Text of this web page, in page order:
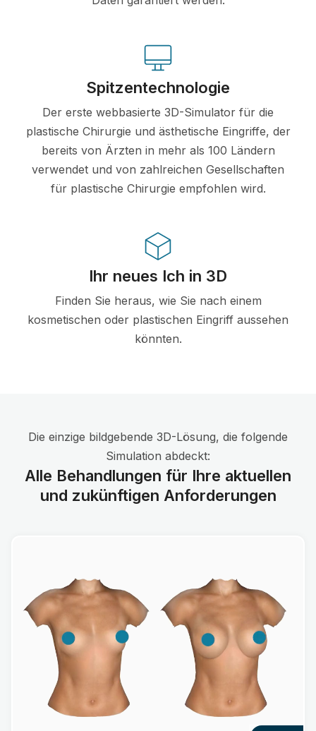
Spitzentechnologie
Der erste webbasierte 3D-Simulator für die
plastische Chirurgie und ästhetische Eingriffe, der
bereits von Ärzten in mehr als 100 Ländern
verwendet und von zahlreichen Gesellschaften
für plastische Chirurgie empfohlen wird.
Ihr neues Ich in 3D
Finden Sie heraus, wie Sie nach einem
kosmetischen oder plastischen Eingriff aussehen
könnten.
Die einzige bildgebende 3D-Lösung, die folgende
Simulation abdeckt:
Alle Behandlungen für Ihre aktuellen
und zukünftigen Anforderungen